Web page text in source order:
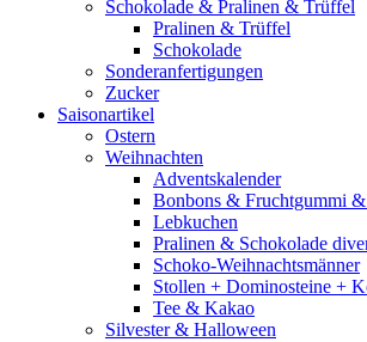
Schokolade & Pralinen & Trüffel
Pralinen & Trüffel
Schokolade
Sonderanfertigungen
Zucker
Saisonartikel
Ostern
Weihnachten
Adventskalender
Bonbons & Fruchtgummi &
Lebkuchen
Pralinen & Schokolade
Schoko-Weihnachtsmänner
Stollen + Dominosteine +
Tee & Kakao
Silvester & Halloween